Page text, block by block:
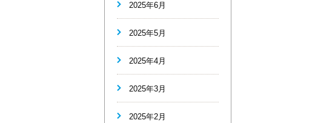
2025年6月
2025年5月
2025年4月
2025年3月
2025年2月